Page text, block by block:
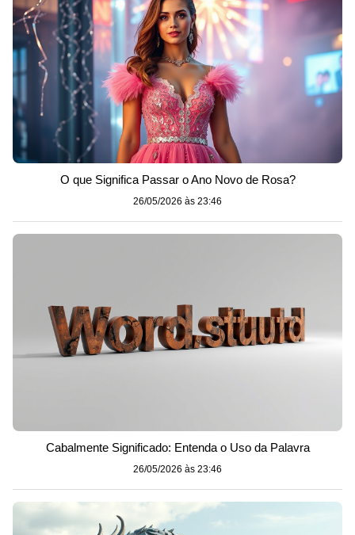
O que Significa Passar o Ano Novo de Rosa?
26/05/2026 às 23:46
Cabalmente Significado: Entenda o Uso da Palavra
26/05/2026 às 23:46